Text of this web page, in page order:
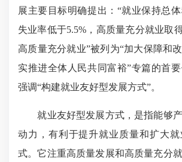
展主要目标明确提出：“就业保持总
失业率低于5.5%，高质量充分就业取
高质量充分就业”被列为“加大保障和
实推进全体人民共同富裕”专篇的首
强调“构建就业友好型发展方式”。
就业友好型发展方式，是指能够产
动力，有利于提升就业质量和扩大
式。它注重高质量发展和高质量充分